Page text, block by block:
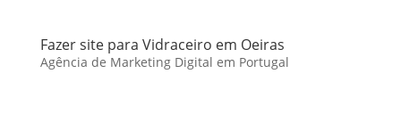
Fazer site para Vidraceiro em Oeiras
Agência de Marketing Digital em Portugal